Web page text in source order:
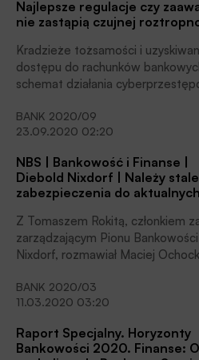
Najlepsze regulacje czy
nie zastąpią czujnej
Kradzieże tożsamości i
dostępu do rachunków
schemat działania
poszkodowani, a wszystko za
trików cybergangów. Jednym ze
systemu jest wykorzystanie
szczególnym uwzględnieniem
pamiętać o wymogu zgodności
z regulacjami w zakresie
BANK 2020/09
23.09.2020 02:20
NBS | Bankowość i Finanse |
Diebold Nixdorf | Należy
zabezpieczenia do
Z Tomaszem Rokitą, członkiem
zarządzającym Pionu
Nixdorf, rozmawiał Maciej
BANK 2020/03
11.03.2020 03:20
Raport Specjalny. Horyzonty
Bankowości 2020. Finanse: